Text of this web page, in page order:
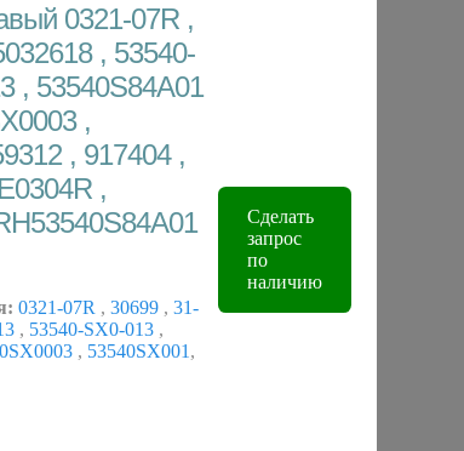
0321-07R ,
, 53540-
, 53540S84A01
,
, 917404 ,
,
0321-07R , 30699 , 31-
, 53540-SX0-013 ,
, 53540SX001,
Сделать
запрос
по
наличию